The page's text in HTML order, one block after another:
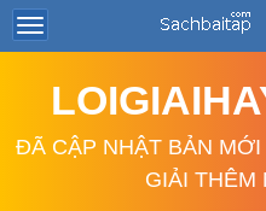
ĐÃ CẬP NHẬT BẢN
GIẢI THÊM